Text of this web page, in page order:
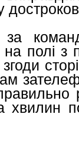
за
полі
хвилин